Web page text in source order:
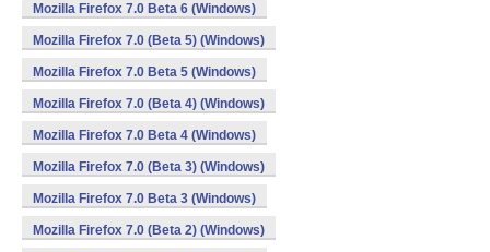
Mozilla Firefox 7.0 Beta 6 (Windows)
Mozilla Firefox 7.0 (Beta 5) (Windows)
Mozilla Firefox 7.0 Beta 5 (Windows)
Mozilla Firefox 7.0 (Beta 4) (Windows)
Mozilla Firefox 7.0 Beta 4 (Windows)
Mozilla Firefox 7.0 (Beta 3) (Windows)
Mozilla Firefox 7.0 Beta 3 (Windows)
Mozilla Firefox 7.0 (Beta 2) (Windows)